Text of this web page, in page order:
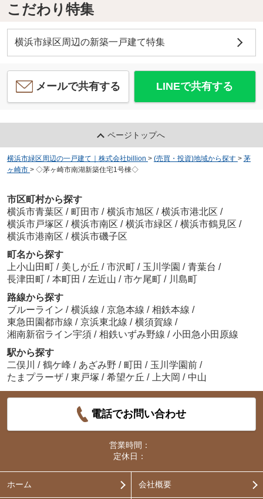
こだわり特集
横浜市緑区周辺の新築一戸建て特集
メールで共有する LINEで共有する
ページトップへ
横浜市緑区周辺の一戸建て｜株式会社billion > (売買・投資)地域から探す > 茅
ヶ崎市 > ◇茅ヶ崎市南湖新築住宅1号棟◇
市区町村から探す
横浜市青葉区 / 町田市 / 横浜市旭区 / 横浜市港北区 /
横浜市戸塚区 / 横浜市南区 / 横浜市緑区 / 横浜市鶴見区 /
横浜市港南区 / 横浜市磯子区
町名から探す
上小山田町 / 美しが丘 / 市沢町 / 玉川学園 / 青葉台 /
長津田町 / 本町田 / 左近山 / 市ケ尾町 / 川島町
路線から探す
ブルーライン / 横浜線 / 京急本線 / 相鉄本線 /
東急田園都市線 / 京浜東北線 / 横須賀線 /
湘南新宿ライン宇須 / 相鉄いずみ野線 / 小田急小田原線
駅から探す
二俣川
/ 鶴ケ峰 / あざみ野 / 町田 / 玉川学園前 /
たまプラーザ / 東戸塚 / 希望ケ丘 / 上大岡 / 中山
電話でお問い合わせ
営業時間：
定休日：
ホーム 会社概要